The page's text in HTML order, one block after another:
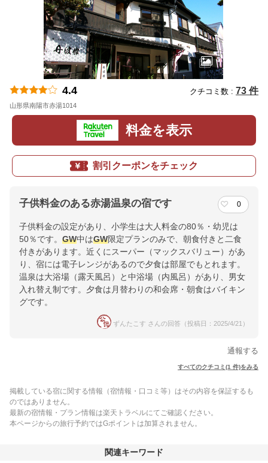
4.4 クチコミ数 : 73 件
山形県南陽市赤湯1014
料金を表示
割引クーポンをチェック
子供料金のある赤湯温泉の宿です 0
子供料金の設定があり、小学生は大人料金の80％・幼児は
50％です。 GW中はGW限定プランのみで、朝食付きと二食
付きがあります。近くにスーパー（マックスバリュー）があ
り、宿には電子レンジがあるので夕食は部屋でもとれます。
温泉は大浴場（露天風呂）と中浴場（内風呂）があり、男女
入れ替え制です。夕食は月替わりの和会席・朝食はバイキン
グです。
ずんたこす さんの回答（投稿日：2025/4/21）
通報する
すべてのクチコミ(1 件)をみる
掲載している宿に関する情報（宿情報・口コミ等）はその内容を保証するも
のではありません。
最新の宿情報・プラン情報は楽天トラベルにてご確認ください。
本ページからの旅行予約ではGポイントは加算されません。
関連キーワード